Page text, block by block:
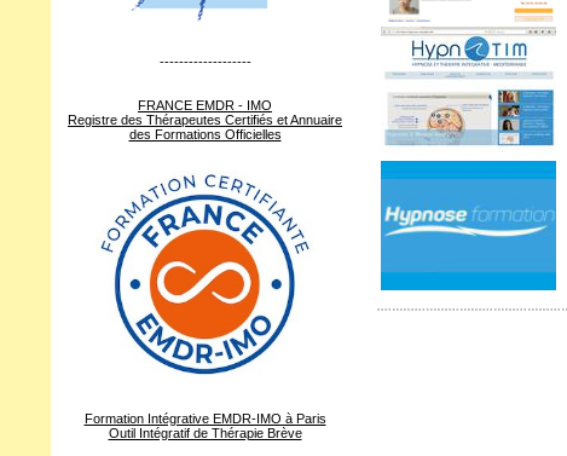
-------------------
FRANCE EMDR - IMO
Registre des Thérapeutes Certifiés et Annuaire
des Formations Officielles
Formation Intégrative EMDR-IMO à Paris
Outil Intégratif de Thérapie Brève